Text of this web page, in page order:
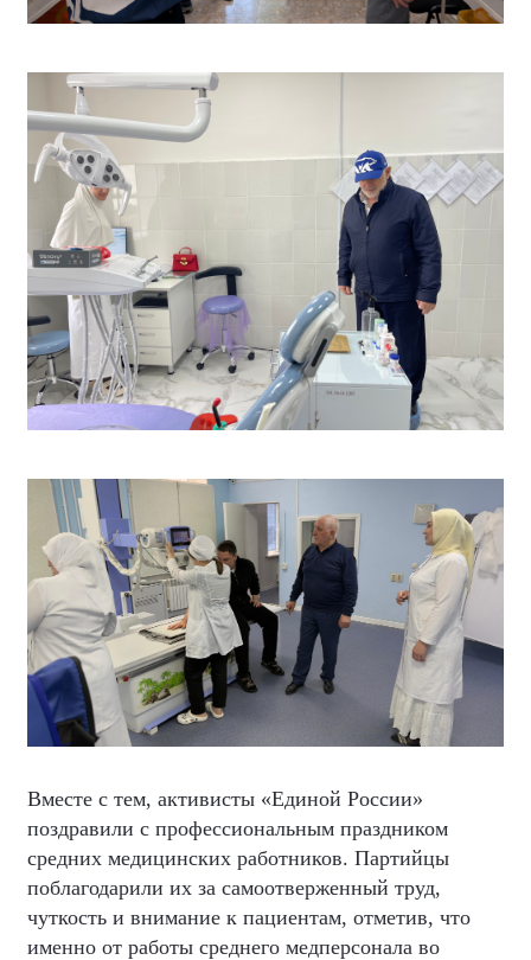
Вместе с тем, активисты «Единой России»
поздравили с профессиональным праздником
средних медицинских работников. Партийцы
поблагодарили их за самоотверженный труд,
чуткость и внимание к пациентам, отметив, что
именно от работы среднего медперсонала во